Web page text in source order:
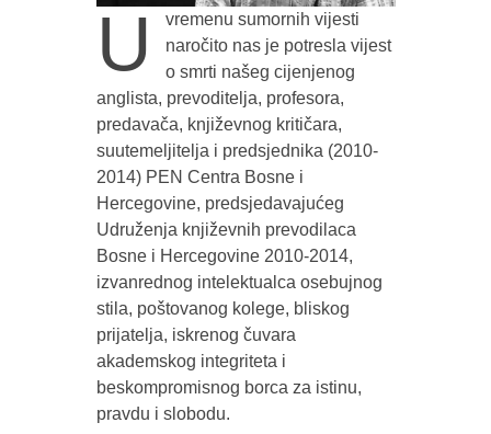
U
vremenu sumornih vijesti
naročito nas je potresla vijest
o smrti našeg cijenjenog
anglista, prevoditelja, profesora,
predavača, književnog kritičara,
suutemeljitelja i predsjednika (2010-
2014) PEN Centra Bosne i
Hercegovine, predsjedavajućeg
Udruženja književnih prevodilaca
Bosne i Hercegovine 2010-2014,
izvanrednog intelektualca osebujnog
stila, poštovanog kolege, bliskog
prijatelja, iskrenog čuvara
akademskog integriteta i
beskompromisnog borca za istinu,
pravdu i slobodu.